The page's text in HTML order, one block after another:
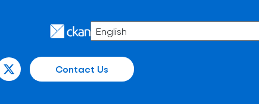
Contact Us